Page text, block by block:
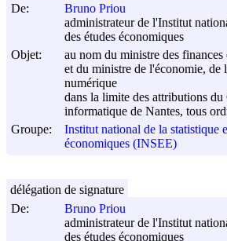
De:
Bruno Priou
administrateur de l'Institut
des études économiques
Objet:
au nom du ministre des
et du ministre de l'économie, de
numérique
dans la limite des attributions du
informatique de Nantes, tous
Groupe:
Institut national de la statistique
économiques (INSEE)
De:
Bruno Priou
administrateur de l'Institut
des études économiques
délégation de signature